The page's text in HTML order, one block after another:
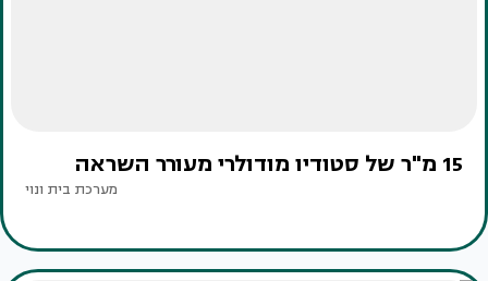
15 מ"ר של סטודיו מודולרי מעורר השראה
מערכת בית ונוי